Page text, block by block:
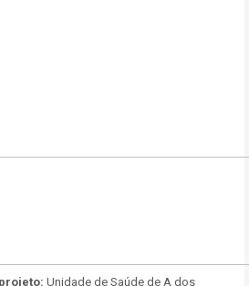
Unidade de Saúde de A dos